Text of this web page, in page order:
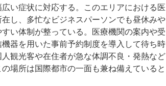
い症状に対応する。このエリアにおける医
し、多忙なビジネスパーソンでも昼休みや
い体制が整っている。医療機関の案内や受
器を用いた事前予約制度を導入して待ち時
観光客や在住者が急な体調不良・発熱など
場所は国際都市の一面も兼ね備えていると